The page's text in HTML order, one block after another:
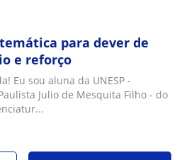
para dever de
e reforço
Eu sou aluna da UNESP -
Julio de Mesquita Filho - do